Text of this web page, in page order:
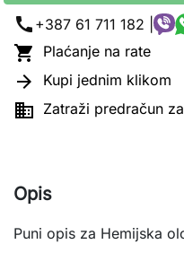
call +387 61 711 182 |
 Plaćanje na rate
 Kupi jednim klikom
 Zatraži predračun
Opis
Puni opis za Hemijska